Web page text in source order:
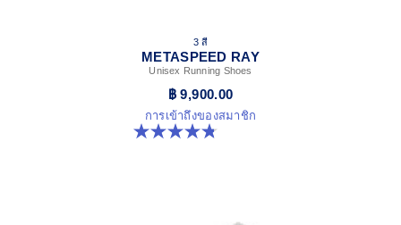
3 สี
METASPEED RAY
Unisex Running Shoes
฿ 9,900.00
การเข้าถึงของสมาชิก
4.8 จาก 5 ดาว 186 รีวิว